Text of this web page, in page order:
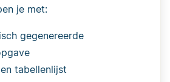
je met:
gegenereerde
tabellenlijst